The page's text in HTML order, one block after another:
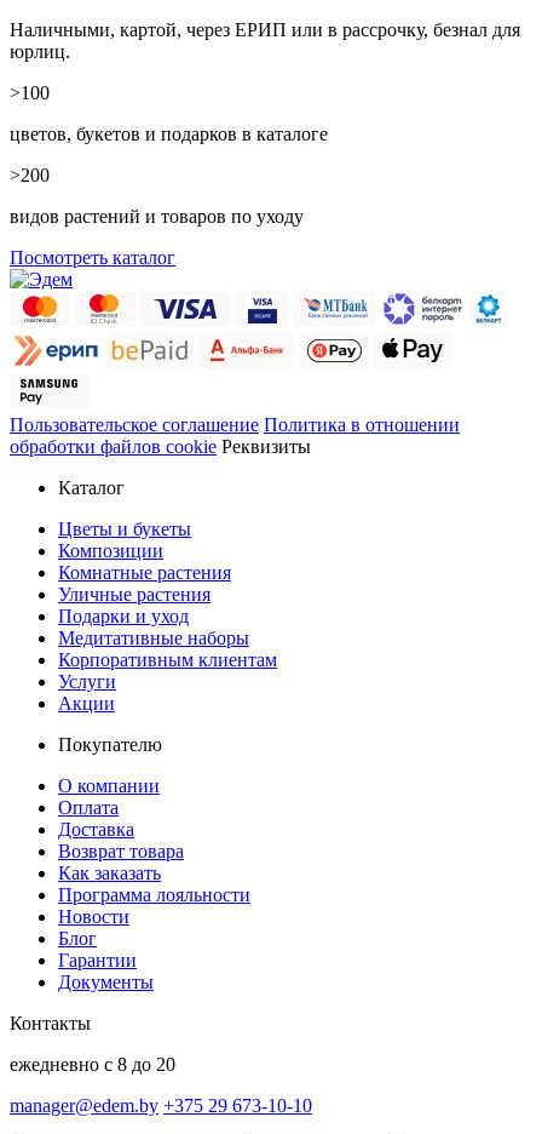
Наличными, картой, через ЕРИП или в рассрочку, безнал для
юрлиц.
>100
цветов, букетов и подарков в каталоге
>200
видов растений и товаров по уходу
Посмотреть каталог
Пользовательское соглашение Политика в отношении
обработки файлов cookie Реквизиты
Каталог
Цветы и букеты
Композиции
Комнатные растения
Уличные растения
Подарки и уход
Медитативные наборы
Корпоративным клиентам
Услуги
Акции
Покупателю
О компании
Оплата
Доставка
Возврат товара
Как заказать
Программа лояльности
Новости
Блог
Гарантии
Документы
Контакты
ежедневно с 8 до 20
manager@edem.by +375 29 673-10-10